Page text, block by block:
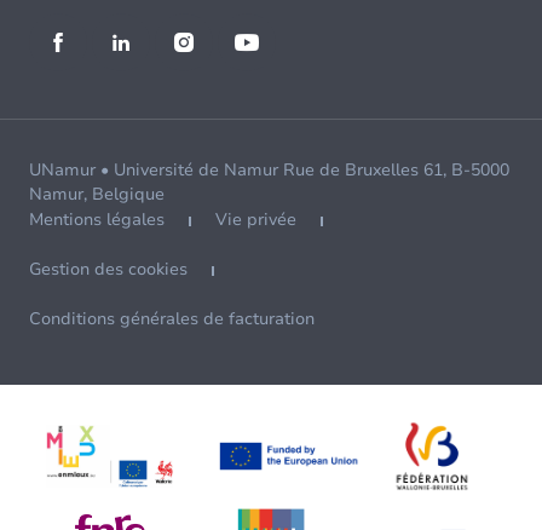
UNamur • Université de Namur Rue de Bruxelles 61, B-5000
Namur, Belgique
Mentions légales
Vie privée
Gestion des cookies
Conditions générales de facturation